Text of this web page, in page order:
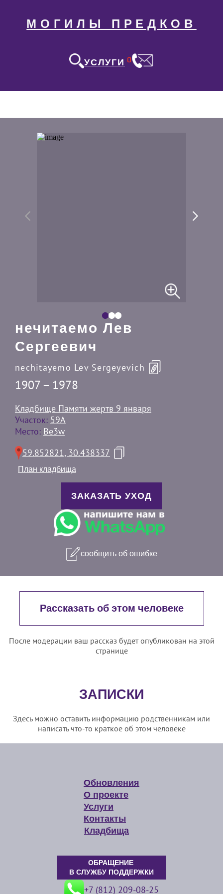
МОГИЛЫ ПРЕДКОВ
УСЛУГИ 0
нечитаемо Лев
Сергеевич
nechitayemo Lev Sergeyevich
1907 – 1978
Кладбище Памяти жертв 9 января
Участок: 59А
Место: Be3w
59.852821, 30.438337
План кладбища
ЗАКАЗАТЬ УХОД
сообщить об ошибке
Рассказать об этом человеке
После модерации ваш рассказ будет опубликован на этой
странице
ЗАПИСКИ
Здесь можно оставить информацию родственникам или
написать что-то краткое об этом человеке
Обновления
О проекте
Услуги
Контакты
Кладбища
ОБРАЩЕНИЕ
В СЛУЖБУ ПОДДЕРЖКИ
+7 (812) 209-08-25